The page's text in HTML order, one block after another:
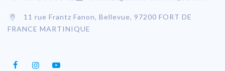
11 rue Frantz Fanon, Bellevue, 97200 FORT DE
FRANCE MARTINIQUE